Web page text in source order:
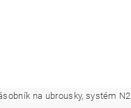
na ubrousky, systém N2